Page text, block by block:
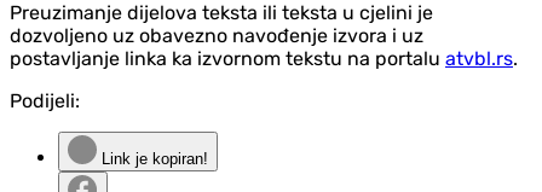
Preuzimanje dijelova teksta ili teksta u cjelini je
dozvoljeno uz obavezno navođenje izvora i uz
postavljanje linka ka izvornom tekstu na portalu atvbl.rs.
Podijeli:
Link je kopiran!